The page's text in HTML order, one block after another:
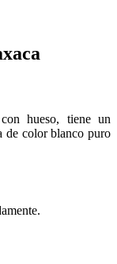
hueso, tiene un
de color blanco puro